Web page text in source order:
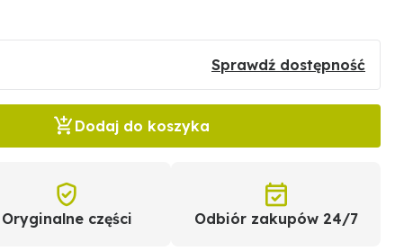
Sprawdź dostępność
Dodaj do koszyka
Oryginalne części Odbiór zakupów 24/7